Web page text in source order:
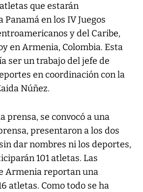
que estarán
en los IV Juegos
y del Caribe,
en Armenia, Colombia. Esta
ser un trabajo del jefe de
en coordinación con la
Núñez.
prensa, se convocó a una
presentaron a los dos
dar nombres ni los deportes,
101 atletas. Las
Armenia reportan una
atletas. Como todo se ha